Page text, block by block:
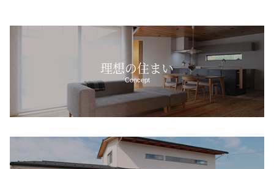
理想の住まい
Concept